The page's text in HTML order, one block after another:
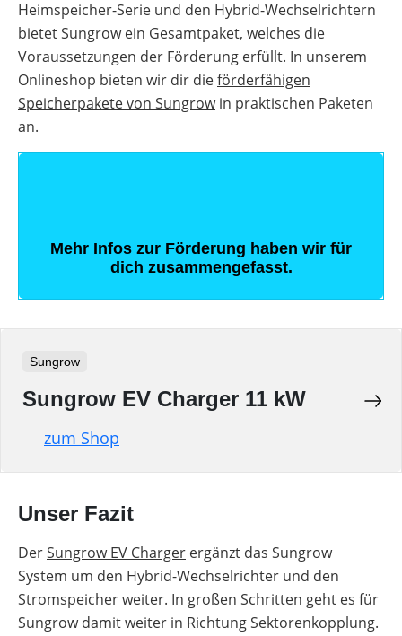
Heimspeicher-Serie und den Hybrid-Wechselrichtern
bietet Sungrow ein Gesamtpaket, welches die
Voraussetzungen der Förderung erfüllt. In unserem
Onlineshop bieten wir dir dieförderfähigen
Speicherpakete von Sungrowin praktischen Paketen
an.
Mehr Infos zur Förderung haben wir für
dich zusammengefasst.
Sungrow
Sungrow EV Charger 11 kW
zum Shop
Unser Fazit
DerSungrow EV Charger ergänzt das Sungrow
System um den Hybrid-Wechselrichter und den
Stromspeicher weiter. In großen Schritten geht es für
Sungrow damit weiter in Richtung Sektorenkopplung.